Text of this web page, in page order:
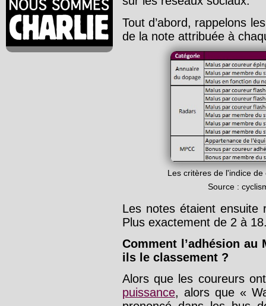
Tout d’abord, rappelons
de la note attribuée à
Les critères de l'indice
Source :
Les notes étaient
Plus exactement de 2 à
Comment l’adhésion au
ils le classement ?
Alors que les coureurs
puissance, alors que «